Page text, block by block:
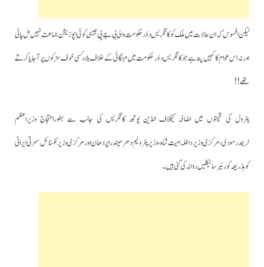
لیکن افسوس کہ ان حالات میں ملک کو کانگریس دؤر حکومت والی بی جے پی جیسی کوئی اپوزیشن جماعت نہیں مل پائی
اور نہ اس عوام کا کہیں پتہ ہے جو کانگریس دؤر حکومت میں مہنگائی کے خلاف بلاء کسی خوف سڑکوں پر آجایا کرتے
تھے!!
پٹرول کی قیمتوں میں اضافہ کیخلاف انڈین یوتھ کانگریس کی جانب سے بطوراحتجاج وزیراعظم
نریندرمودی،مرکزی وزیر داخلہ امیت شاہ،وزیرپٹرولیم دھرمیندرا پردھان اور مرکزی وزیر ٹکسٹائل سمرتی ایرانی
کو بذریعہ کورئیر سائیکلیں روانہ کی گئی ہیں۔